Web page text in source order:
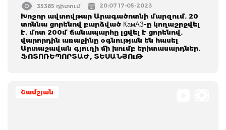
35385 դիտում 20:07 17-05-2023
Խոշոր ավտովթար Արագածոտնի մարզում. 20
տոննա ցորենով բարձված КамАЗ-ը կողաշրջվել
է. մոտ 200մ ճանապարհը լցվել է ցորենով.
վարորդին առաջինը օգնության են հասել
Արտաշավան գյուղի մի խումբ երիտասարդներ.
ՖՈՏՈՌԵՊՈՐՏԱԺ, ՏԵՍԱՆՅՈւԹ
Շամշյան